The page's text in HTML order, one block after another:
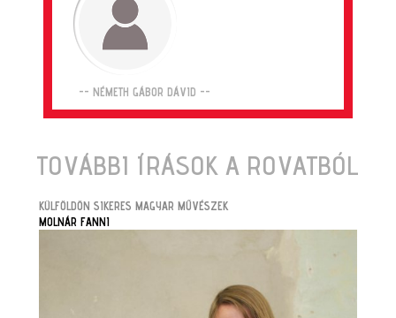
-- NÉMETH GÁBOR DÁVID --
TOVÁBBI ÍRÁSOK A ROVATBÓL
KÜLFÖLDÖN SIKERES MAGYAR MŰVÉSZEK
MOLNÁR FANNI